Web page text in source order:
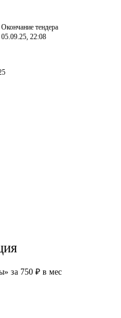
Окончание тендера
05.09.25, 22:08
за 750 ₽ в мес